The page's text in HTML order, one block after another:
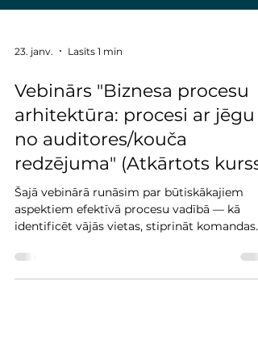
23. janv. Lasīts 1 min
Vebinārs "Biznesa procesu
arhitektūra: procesi ar jēgu -
no auditores/kouča
redzējuma" (Atkārtots kurss)
Šajā vebinārā runāsim par būtiskākajiem